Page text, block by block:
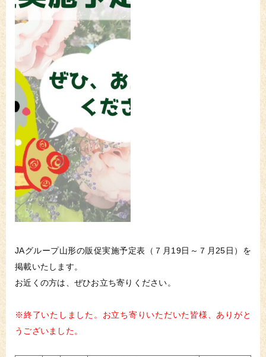
JAグループ山形の販促実施予定表（７月19日～７月25日）を
掲載いたします。
お近くの方は、ぜひお立ち寄りください。
※終了いたしました。お立ち寄りいただいた皆様、ありがと
うございました。